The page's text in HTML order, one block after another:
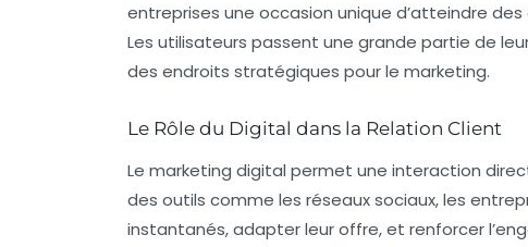
entreprises une occasion unique d’atteindre
Les utilisateurs passent une grande partie de
des endroits stratégiques pour le marketing.
Le Rôle du Digital dans la Relation Client
Le marketing digital permet une interaction
des outils comme les réseaux sociaux, les
instantanés, adapter leur offre, et renforcer